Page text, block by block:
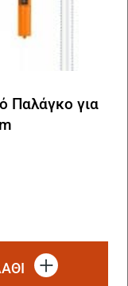
Παλάγκο για